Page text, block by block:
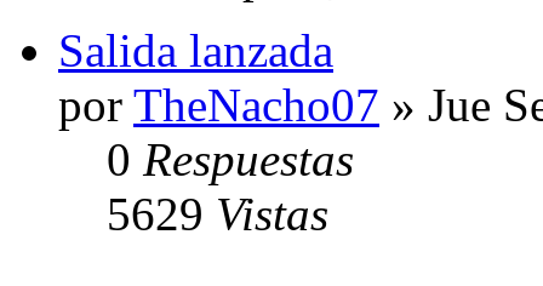
Salida lanzada
por TheNacho07 » Jue
0 Respuestas
5629 Vistas